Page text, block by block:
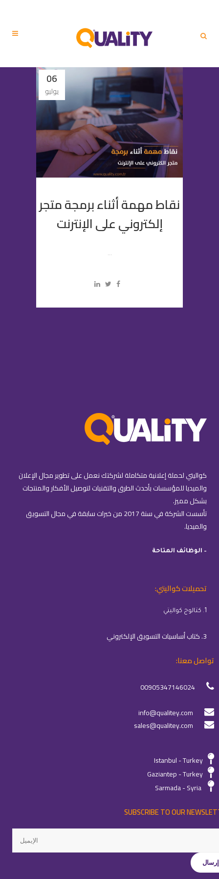
06
يوليو
نقاط مهمة أثناء برمجة متجر
إلكتروني على الإنترنت
...
كواليتي لحملة إعلانية متكاملة لشركتك نعمل على تطوير مجال الإعلان
والميديا للمؤسسات بأحدث الطرق والتقنيات لتوصيل الأفكار والمنتجات
بشكل مميز.
تأسست الشركة في سنة 2017 من خبرات سابقة في مجال التسويق
والميديا.
– الوظائف المتاحة
تحميلات كواليتي:
1. كتالوج كواليتي
3. كتاب أساسيات التسويق الإلكتروني
تواصل معنا:
00905347146024
info@qualitey.com
sales@qualitey.com
Istanbul - Turkey
Gaziantep - Turkey
Sarmada - Syria
SUBSCRIBE TO OUR